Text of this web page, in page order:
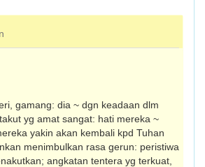
gamang: dia ~ dgn keadaan dlm
yg amat sangat: hati mereka ~
yakin akan kembali kpd Tuhan
menimbulkan rasa gerun: peristiwa
angkatan tentera yg terkuat,